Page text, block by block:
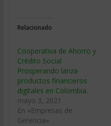
Relacionado
Cooperativa de Ahorro y
Crédito Social
Prosperando lanza
productos financieros
digitales en Colombia.
mayo 3, 2021
En «Empresas de
Gerencia»